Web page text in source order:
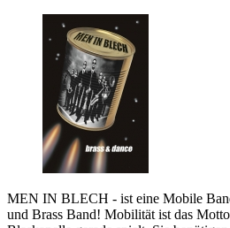
MEN IN BLECH - ist eine Mobile
und Brass Band! Mobilität ist das